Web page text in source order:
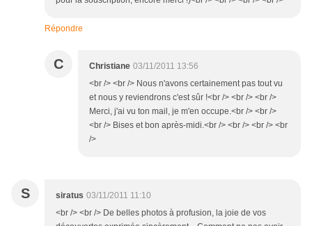
Répondre
C Christiane 03/11/2011 13:56
<br /> <br /> Nous n'avons certainement pas tout vu
et nous y reviendrons c'est sûr !<br /> <br /> <br />
Merci, j'ai vu ton mail, je m'en occupe.<br /> <br />
<br /> Bises et bon après-midi.<br /> <br /> <br /> <br
/>
S siratus 03/11/2011 11:10
<br /> <br /> De belles photos à profusion, la joie de vos